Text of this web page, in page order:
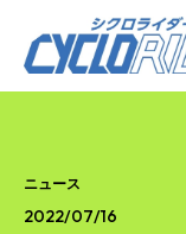
ニュース
2022/07/16